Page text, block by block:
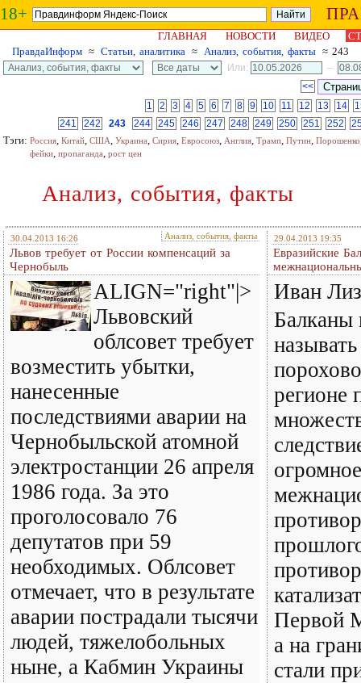
18+
ГЛАВНАЯ НОВОСТИ ВИДЕО
ПравдаИнформ ≈ Статьи, аналитика ≈ Анализ, события, факты ≈ 243
Или:
–
<<
1
2 3 4 5 6 7 8 9 10 11 12 13 14
241
242 243 244 245 246 247 248 249 250 251 252
Тэги: Россия, Китай, США, Украина, Сирия, Евросоюз, Англия, Трамп, Путин, Порошенко
фейки, пропаганда, рост цен
Анализ, события, факты
30.04.2013 16:26 Анализ, события, факты
Львов требует от России компенсаций за
Чернобыль
ALIGN="right"|>
Львовский
облсовет требует
возместить убытки,
нанесенные
последствиями аварии на
Чернобыльской атомной
электростанции 26 апреля
1986 года. За это
проголосовало 76
депутатов при 59
необходимых. Облсовет
отмечает, что в результате
аварии пострадали тысячи
людей, тяжелобольных
ныне, а Кабмин Украины
29.04.2013 19:35
Евразийские
Иван
Балканы
регионе
Первой
а на
стали